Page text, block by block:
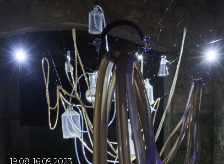
wydarzenia
działalność medyczna
kontakt
19.08-16.09.2023